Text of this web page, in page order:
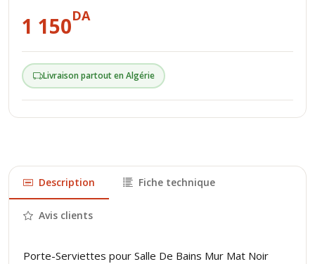
1 150DA
Livraison partout en Algérie
Description Fiche technique
Avis clients
Porte-Serviettes pour Salle De Bains Mur Mat Noir